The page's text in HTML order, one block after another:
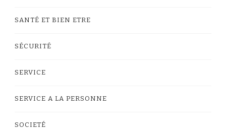
SANTÉ ET BIEN ETRE
SÉCURITÉ
SERVICE
SERVICE A LA PERSONNE
SOCIETÉ